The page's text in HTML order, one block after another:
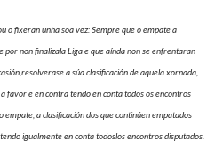
o fixeran unha soa vez: Sempre que o empate a
non finalizala Liga e que aínda non se enfrentaran
a súa clasificación de aquela xornada,
favor e en contra tendo en conta todos os encontros
a clasificación dos que continúen empatados
igualmente en conta todoslos encontros disputados.